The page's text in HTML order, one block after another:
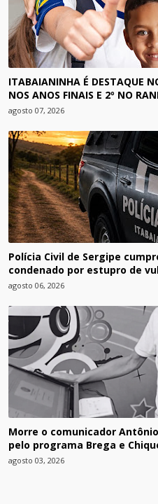
ITABAIANINHA É DESTAQUE
NOS ANOS FINAIS E 2º NO
agosto 07, 2026
Polícia Civil de Sergipe
condenado por estupro de
agosto 06, 2026
Morre o comunicador
pelo programa Brega e
agosto 03, 2026